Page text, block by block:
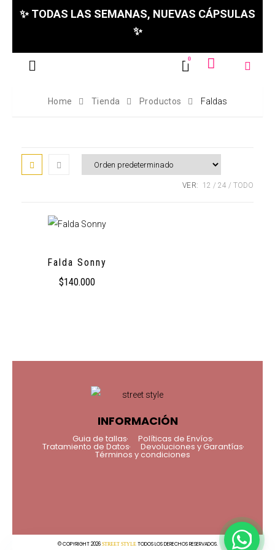
✨ TODAS LAS SEMANAS, NUEVAS CÁPSULAS
✨
Home Tienda Productos Faldas
VER: 12 24 TODO
Falda Sonny
$140.000
INFORMACIÓN
Guia de tallas Políticas de Envíos
Tratamiento de Datos Devoluciones y Garantías
Términos y condiciones
© COPYRIGHT 2026 STREET STYLETODOS LOS DERECHOS RESERVADOS.